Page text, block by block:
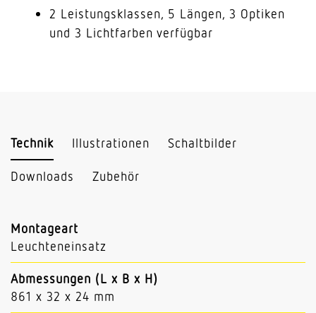
2 Leistungsklassen, 5 Längen, 3 Optiken
und 3 Lichtfarben verfügbar
Technik Illustrationen Schaltbilder
Downloads Zubehör
Montageart
Leuchteneinsatz
Abmessungen (L x B x H)
861 x 32 x 24 mm